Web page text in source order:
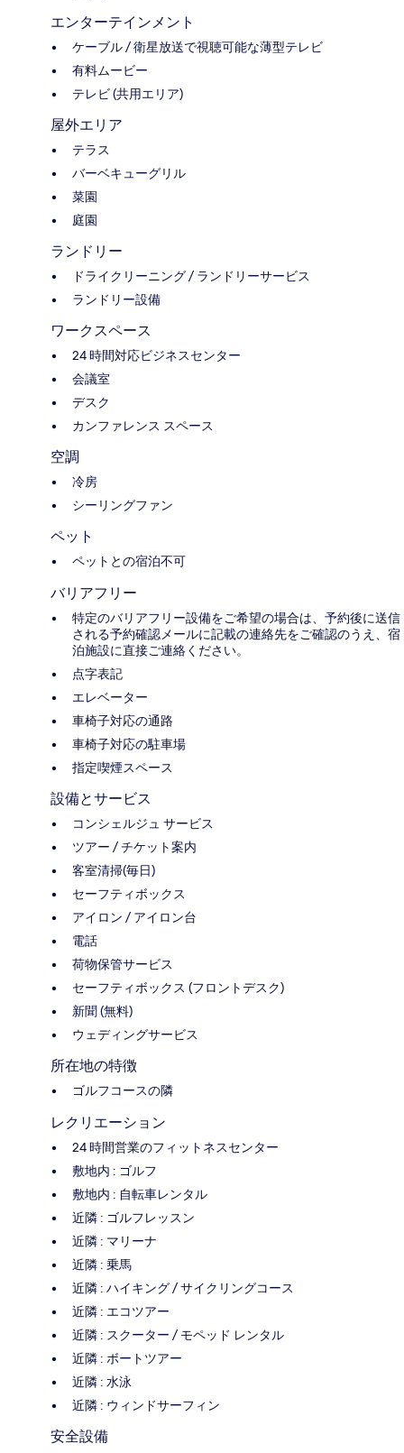
エンターテインメント
ケーブル / 衛星放送で視聴可能な薄型テレビ
有料ムービー
テレビ (共用エリア)
屋外エリア
テラス
バーベキューグリル
菜園
庭園
ランドリー
ドライクリーニング / ランドリーサービス
ランドリー設備
ワークスペース
24 時間対応ビジネスセンター
会議室
デスク
カンファレンス スペース
空調
冷房
シーリングファン
ペット
ペットとの宿泊不可
バリアフリー
特定のバリアフリー設備をご希望の場合は、予約後に送信
される予約確認メールに記載の連絡先をご確認のうえ、宿
泊施設に直接ご連絡ください。
点字表記
エレベーター
車椅子対応の通路
車椅子対応の駐車場
指定喫煙スペース
設備とサービス
コンシェルジュ サービス
ツアー / チケット案内
客室清掃(毎日)
セーフティボックス
アイロン / アイロン台
電話
荷物保管サービス
セーフティボックス (フロントデスク)
新聞 (無料)
ウェディングサービス
所在地の特徴
ゴルフコースの隣
レクリエーション
24 時間営業のフィットネスセンター
敷地内 : ゴルフ
敷地内 : 自転車レンタル
近隣 : ゴルフレッスン
近隣 : マリーナ
近隣 : 乗馬
近隣 : ハイキング / サイクリングコース
近隣 : エコツアー
近隣 : スクーター / モペッド レンタル
近隣 : ボートツアー
近隣 : 水泳
近隣 : ウィンドサーフィン
安全設備